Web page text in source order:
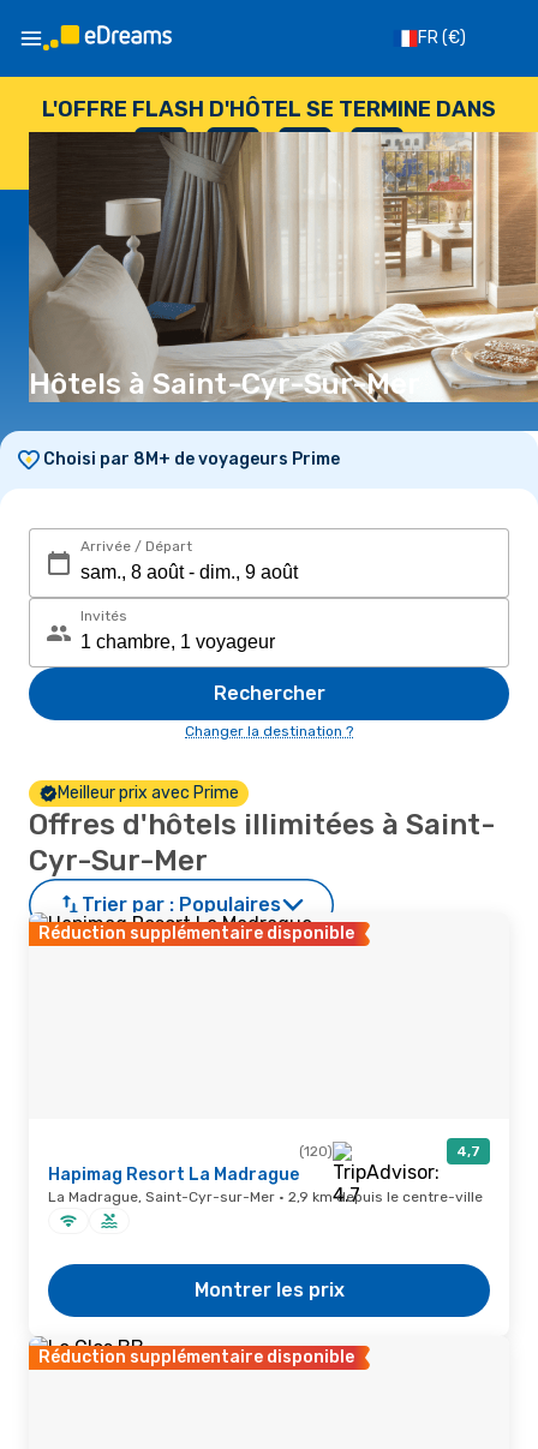
FR(€)
L'OFFRE FLASH D'HÔTEL SE TERMINE DANS
--
JOURS
: --
HEURES
: --
SECONDES
Hôtels à Saint-Cyr-Sur-Mer
Choisi par 8M+ de voyageurs Prime
Arrivée / Départ
Invités
Rechercher
Changer la destination ?
Meilleur prix avec Prime
Offres d'hôtels illimitées à Saint-
Cyr-Sur-Mer
Trier par : Populaires
Réduction supplémentaire disponible
(120) 4,7
Hapimag Resort La Madrague
La Madrague, Saint-Cyr-sur-Mer · 2,9 km depuis le centre-ville
Montrer les prix
Réduction supplémentaire disponible